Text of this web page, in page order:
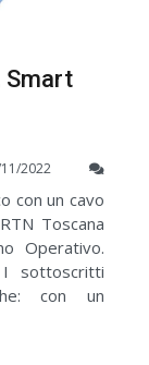
Smart
2022
con un cavo
Toscana
Operativo.
I sottoscritti
con un